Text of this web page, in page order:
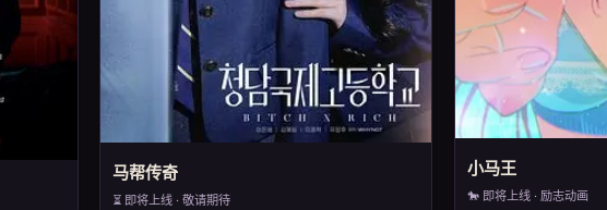
马帮传奇
⏳ 即将上线 · 敬请期待
小马王
🐎 即将上线 · 励志动画